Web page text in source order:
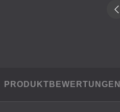
PRODUKTBEWERTUNGEN